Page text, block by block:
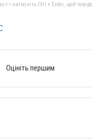
і натисніть Ctrl + Enter, щоб
Оцініть першим